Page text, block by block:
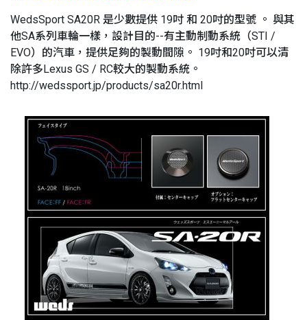
WedsSport SA20R 是少數提供 19吋 和 20吋的型號 。 與其
他SA系列車輪一樣，設計目的--有主動制動系統（STI /
EVO）的汽車，提供足夠的製動間隙。 19吋和20吋可以清
除許多Lexus GS / RC較大的製動系統。
http://wedssport.jp/products/sa20r.html